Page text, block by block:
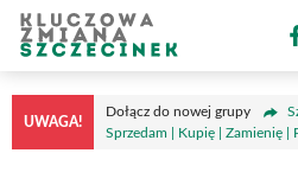
Przejdź
treści
UWAGA!
Dołącz do nowej grupy
Sprzedam | Kupię | Zamienię |